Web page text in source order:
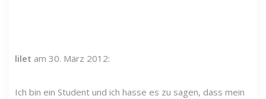
lilet am 30. März 2012:
Ich bin ein Student und ich hasse es zu sagen, dass mein